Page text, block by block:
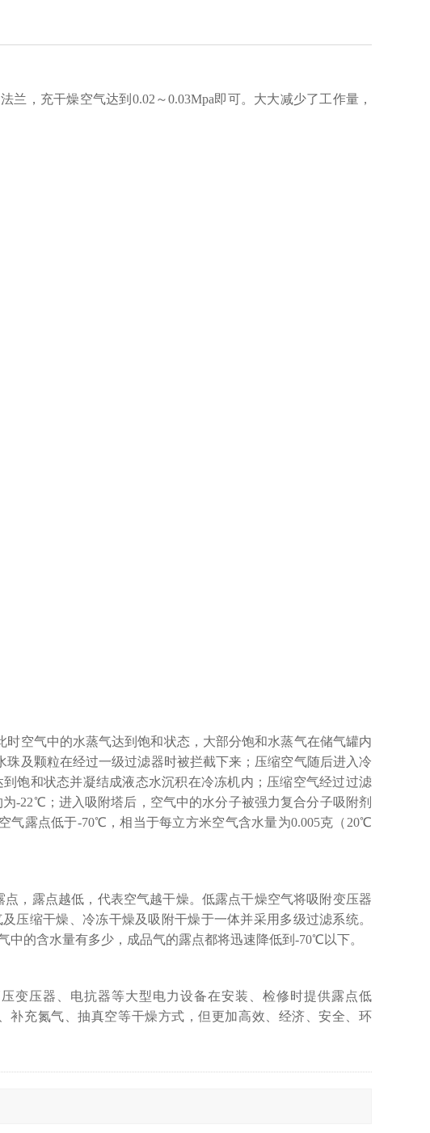
兰，充干燥空气达到0.02～0.03Mpa即可。大大减少了工作量，
空气中的水蒸气达到饱和状态，大部分饱和水蒸气在储气罐内
及颗粒在经过一级过滤器时被拦截下来；压缩空气随后进入冷
饱和状态并凝结成液态水沉积在冷冻机内；压缩空气经过过滤
-22℃；进入吸附塔后，空气中的水分子被强力复合分子吸附剂
气露点低于-70℃，相当于每立方米空气含水量为0.005克（20℃
，露点越低，代表空气越干燥。低露点干燥空气将吸附变压器
压缩干燥、冷冻干燥及吸附干燥于一体并采用多级过滤系统。
的含水量有多少，成品气的露点都将迅速降低到-70℃以下。
变压器、电抗器等大型电力设备在安装、检修时提供露点低
充氮气、抽真空等干燥方式，但更加高效、经济、安全、环